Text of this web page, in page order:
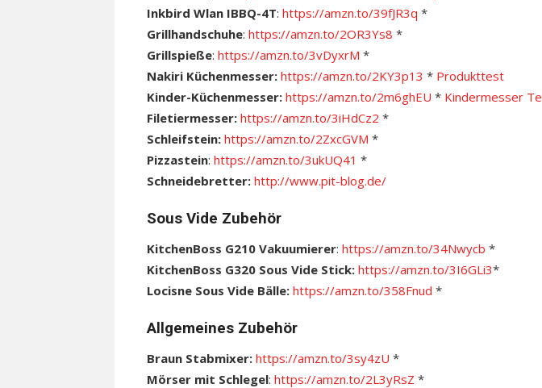
Inkbird Wlan IBBQ-4T: https://amzn.to/39fJR3q *
Grillhandschuhe: https://amzn.to/2OR3Ys8 *
Grillspieße: https://amzn.to/3vDyxrM *
Nakiri Küchenmesser: https://amzn.to/2KY3p13 * Produkttest
Kinder-Küchenmesser: https://amzn.to/2m6ghEU * Kindermesser
Filetiermesser: https://amzn.to/3iHdCz2 *
Schleifstein: https://amzn.to/2ZxcGVM *
Pizzastein: https://amzn.to/3ukUQ41 *
Schneidebretter: http://www.pit-blog.de/
Sous Vide Zubehör
KitchenBoss G210 Vakuumierer: https://amzn.to/34Nwycb *
KitchenBoss G320 Sous Vide Stick: https://amzn.to/3I6GLi3*
Locisne Sous Vide Bälle: https://amzn.to/358Fnud *
Allgemeines Zubehör
Braun Stabmixer: https://amzn.to/3sy4zU *
Mörser mit Schlegel: https://amzn.to/2L3yRsZ *